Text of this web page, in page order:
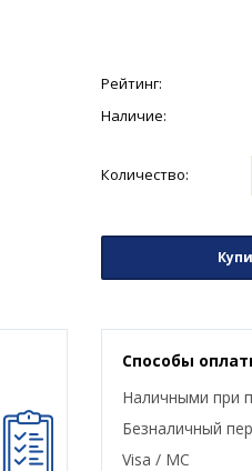
Рейтинг:
Наличие:
Количество:
Способы
Наличными при
Безналичный
Visa / MC